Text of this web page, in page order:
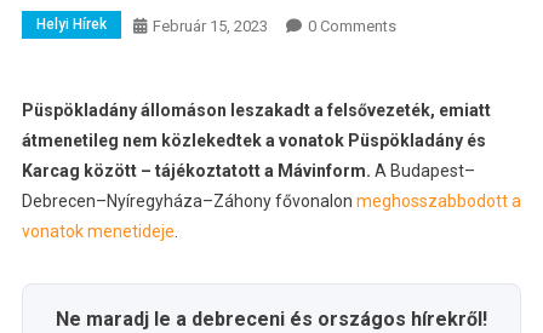
Helyi Hírek Február 15, 2023 0 Comments
Püspökladány állomáson leszakadt a felsővezeték, emiatt
átmenetileg nem közlekedtek a vonatok Püspökladány és
Karcag között – tájékoztatott a Mávinform. A Budapest–
Debrecen–Nyíregyháza–Záhony fővonalon meghosszabbodott a
vonatok menetideje.
Ne maradj le a debreceni és országos hírekről!